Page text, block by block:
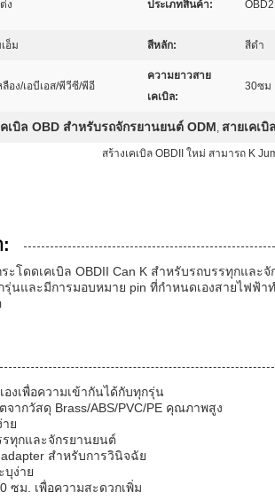
ง ประเภทสินค้า: OBD2
อ็ม สีหลัก: สีดํา
ลือง/เอบีเอส/พีวีซี/พีอี
ความยาวสาย
เคเบิล:
30ซม
คเบิล OBD สำหรับรถจักรยานยนต์ ODM, สายเคเ
สร้างเคเบิล OBDII ใหม่ สามารถ K
ะโดดเคเบิล OBDII Can K สําหรับรถบรรทุกแ
นและมีการมอบหมาย pin ที่กําหนดเองสายไฟฟ้า
งเพื่อความเข้ากันได้กับทุกรุ่น
จากวัสดุ Brass/ABS/PVC/PE คุณภาพสูง
ย
ทุกและจักรยานยนต์
สําหรับการวินิจฉัย
บุง่าย
ซม. เพื่อความสะดวกเพิ่ม